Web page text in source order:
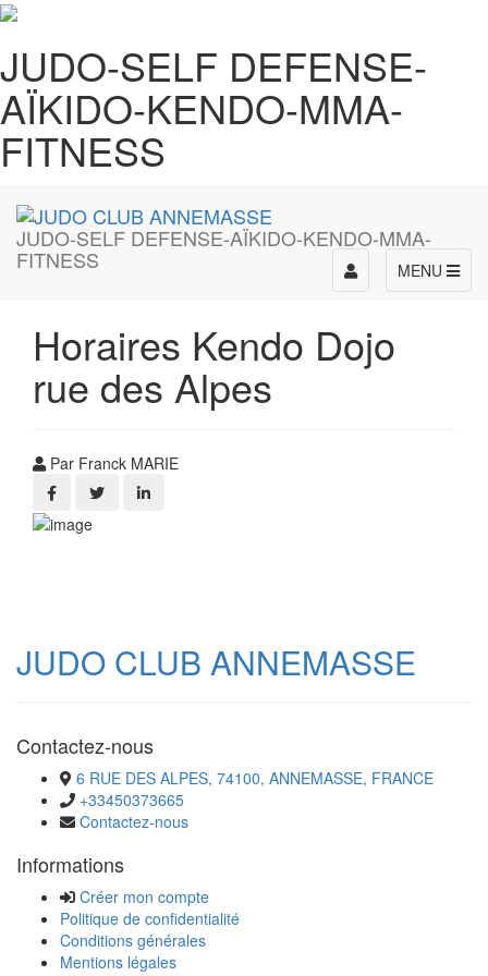
JUDO-SELF DEFENSE-
AÏKIDO-KENDO-MMA-
FITNESS
JUDO-SELF DEFENSE-AÏKIDO-KENDO-MMA-
FITNESS MENU
Toggle
navigation
Horaires Kendo Dojo
rue des Alpes
Par Franck MARIE
JUDO CLUB ANNEMASSE
Contactez-nous
6 RUE DES ALPES, 74100, ANNEMASSE, FRANCE
+33450373665
Contactez-nous
Informations
Créer mon compte
Politique de confidentialité
Conditions générales
Mentions légales